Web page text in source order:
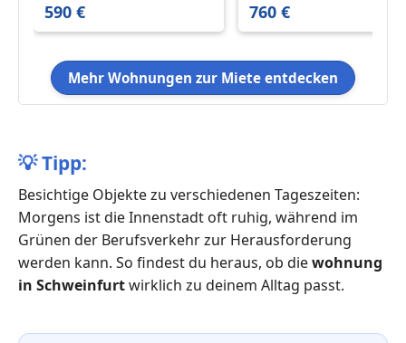
590 € 760 €
Mehr Wohnungen zur Miete entdecken
💡Tipp:
Besichtige Objekte zu verschiedenen Tageszeiten:
Morgens ist die Innenstadt oft ruhig, während im
Grünen der Berufsverkehr zur Herausforderung
werden kann. So findest du heraus, ob diewohnung
in Schweinfurtwirklich zu deinem Alltag passt.